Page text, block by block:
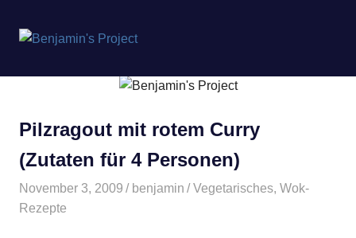
springen
Project
Pilzragout mit rotem Curry
(Zutaten für 4 Personen)
November 3, 2009 benjamin Vegetarisches,Wok-
Rezepte